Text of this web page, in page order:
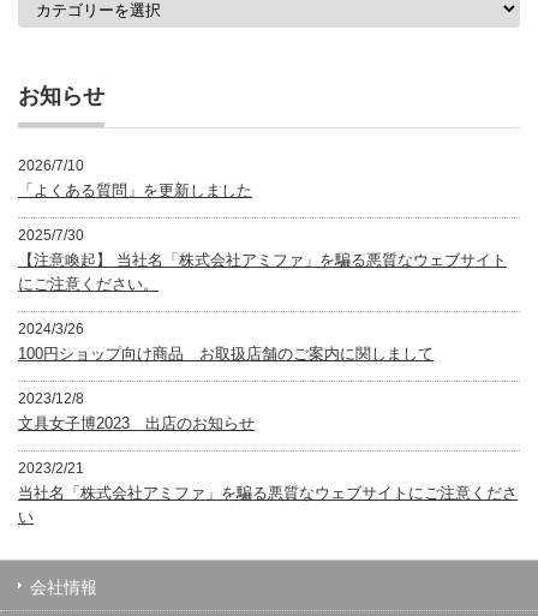
お知らせ
2026/7/10
「よくある質問」を更新しました
2025/7/30
【注意喚起】 当社名「株式会社アミファ」を騙る悪質なウェブサイト
にご注意ください。
2024/3/26
100円ショップ向け商品 お取扱店舗のご案内に関しまして
2023/12/8
文具女子博2023 出店のお知らせ
2023/2/21
当社名「株式会社アミファ」を騙る悪質なウェブサイトにご注意くださ
い
会社情報